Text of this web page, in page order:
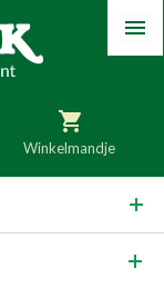
Winkelmandje
Menu